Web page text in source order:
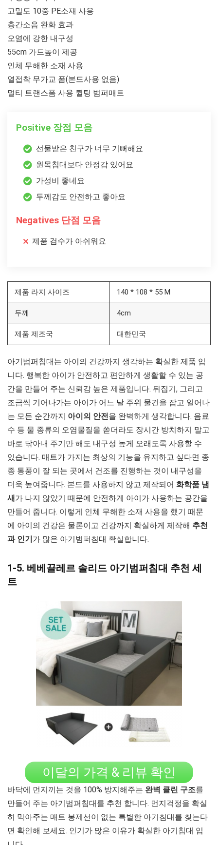
고밀도 10중 PE소재 사용
층간소음 완화 효과
오염에 강한 내구성
55cm 가드높이 제공
인체 무해한 소재 사용
열접착 무가교 폼(본드사용 없음)
멀티 트랜스폼 사용 퀼팅 범퍼매트
Positive 장점 모음
선물받은 친구가 너무 기뻐해요
원목침대보다 안정감 있어요
가성비 좋네요
두께감도 안전하고 좋아요
Negatives 단점 모음
제품 검수가 아쉬워요
제품 라지 사이즈 140 * 108 * 55 M
두께 4cm
제품 제조국 대한민국
아기범퍼침대는 아이의 건강까지 생각하는 확실한 제품 입
니다. 행복한 아이가 안전하고 편안하게 생활할 수 있는 공
간을 만들어 주는 신뢰감 높은 제품입니다. 뒤집기, 그리고
조금씩 기어나가는 아이가 어느 날 주위 물건을 잡고 일어나
는 모든 순간까지 아이의 안전을 완벽하게 생각합니다. 음료
수 등 물 종류의 오염물질을 쏟더라도 장시간 방치하지 말고
바로 닦아내 주기만 해도 내구성 높게 오래도록 사용할 수
있습니다. 매트가 가지는 최상의 기능을 유지하고 싶다면 종
종 통풍이 잘 되는 곳에서 건조를 진행하는 것이 내구성을
더욱 높여줍니다. 본드를 사용하지 않고 제작되어 화학품 냄
새가 나지 않았기 때문에 안전하게 아이가 사용하는 공간을
만들어 줍니다. 이렇게 인체 무해한 소재 사용을 했기 때문
에 아이의 건강은 물론이고 건강까지 확실하게 제작해 추천
과 인기가 많은 아기범퍼침대 확실합니다.
1-5. 베베끌레르 솔리드 아기범퍼침대 추천 세
트
이달의 가격 & 리뷰 확인
바닥에 먼지끼는 것을 100% 방지해주는 완벽 클린 구조를
만들어 주는 아기범퍼침대를 추천 합니다. 먼지걱정을 확실
히 막아주는 매트 봉제선이 없는 특별한 아기침대를 찾는다
면 확인해 보세요. 인기가 많은 이유가 확실한 아기침대 입